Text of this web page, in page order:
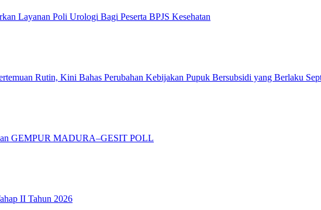
Layanan Poli Urologi Bagi Peserta BPJS Kesehatan
Rutin, Kini Bahas Perubahan Kebijakan Pupuk Bersubsidi yang Berlaku
GEMPUR MADURA–GESIT POLL
II Tahun 2026